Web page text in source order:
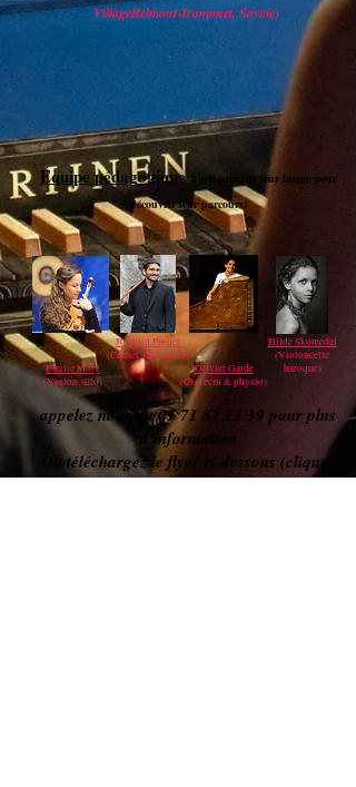
VillageBelmont-Tramonet, Savoie)
Équipe pédagogique :
(cliquez sur leur image pour
découvrir leur parcours)
appelez nous au07 71 82 13 39 pour plus
d'information
Ou téléchargez le flyer ci-dessous (cliquez
sur l'image):
Emilie Mory
(Violon, alto)
Josquin Piguet
(Cornet à Bouquin)
Olivier Garde
(Clavecin & physio)
Hilde Skomedal
(Violoncelle
baroque)